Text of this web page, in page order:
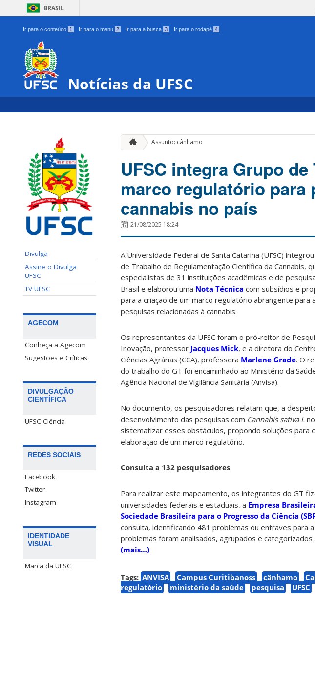
BRASIL
Ir para o conteúdo 1 Ir para o menu 2 Ir para a busca 3 Ir para o rodapé 4
Notícias da UFSC
Divulga
Assine o Divulga
UFSC
TV UFSC
AGECOM
Conheça a Agecom
Sugestões e Críticas
DIVULGAÇÃO
CIENTÍFICA
UFSC Ciência
REDES SOCIAIS
Facebook
Twitter
Instagram
IDENTIDADE
VISUAL
Marca da UFSC
Assunto: cânhamo
UFSC integra Grupo
marco regulatório para
cannabis no país
21/08/2025 18:24
A Universidade Federal de Santa Catarina (UFSC)
de Trabalho de Regulamentação Científica da Cannabis,
especialistas de 31 instituições acadêmicas e de
Brasil e elaborou uma Nota Técnica com subsídios e
para a criação de um marco regulatório abrangente para
pesquisas relacionadas à cannabis.
Os representantes da UFSC foram o pró-reitor de
Inovação, professor Jacques Mick, e a diretora do
Ciências Agrárias (CCA), professora Marlene Grade. O
do trabalho do GT foi encaminhado ao Ministério da
Agência Nacional de Vigilância Sanitária (Anvisa).
No documento, os pesquisadores relatam que, a
desenvolvimento das pesquisas com Cannabis sativa L
sistematizar esses obstáculos, propondo soluções para
elaboração de um marco regulatório.
Consulta a 132 pesquisadores
Para realizar este mapeamento, os integrantes do GT
universidades federais e estaduais, a Empresa
Sociedade Brasileira para o Progresso da Ciência
consulta, identificando 481 problemas ou entraves para
problemas foram analisados, agrupados e
(mais…)
Tags: ANVISA Campus Curitibanoss cânhamo
regulatório
ministério da saúde pesquisa UFSC